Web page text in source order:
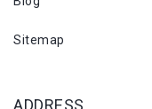
Sitemap
ADDRESS